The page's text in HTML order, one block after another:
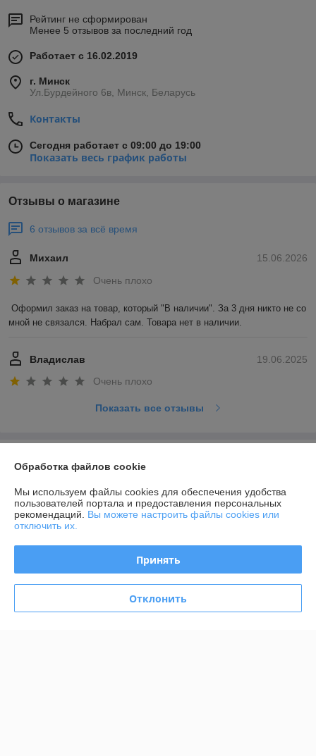
Рейтинг не сформирован
Менее 5 отзывов за последний год
Работает с 16.02.2019
г. Минск
Ул.Бурдейного 6в, Минск, Беларусь
Контакты
Сегодня работает с 09:00 до 19:00
Показать весь график работы
Отзывы о магазине
6 отзывов за всё время
15.06.2026
Михаил
Очень плохо
Оформил заказ на товар, который "В наличии". За 3 дня никто не со
мной не связался. Набрал сам. Товара нет в наличии.
19.06.2025
Владислав
Очень плохо
Показать все отзывы
Контакты
Доставка и оплата
Полная версия сайта
Обработка файлов cookie
Мы используем файлы cookies для обеспечения удобства
пользователей портала и предоставления персональных
рекомендаций. Вы можете настроить файлы cookies или
отключить их.
Принять
Отклонить